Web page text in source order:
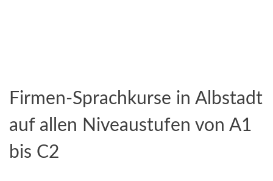
Firmen-Sprachkurse in Albstadt
auf allen Niveaustufen von A1
bis C2